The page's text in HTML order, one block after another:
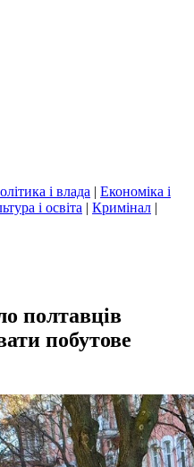
і влада | Економіка і
і освіта | Кримінал |
полтавців
побутове